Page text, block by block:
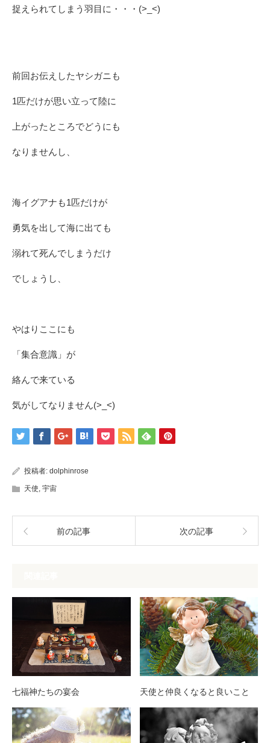
捉えられてしまう羽目に・・・(>_<)
前回お伝えしたヤシガニも
1匹だけが思い立って陸に
上がったところでどうにも
なりませんし、
海イグアナも1匹だけが
勇気を出して海に出ても
溺れて死んでしまうだけ
でしょうし、
やはりここにも
「集合意識」が
絡んで来ている
気がしてなりません(>_<)
投稿者: dolphinrose
天使, 宇宙
前の記事 次の記事
七福神たちの宴会 天使と仲良くなると良いこと